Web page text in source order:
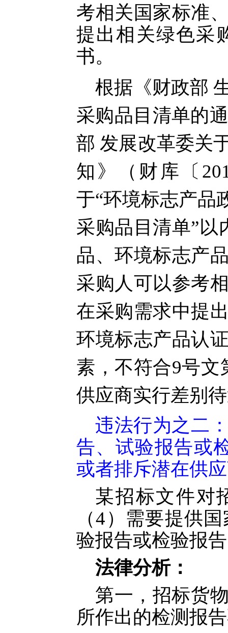
考相关国家标准
提出相关绿色采
书。
根据《财政部
采购品目清单的
部 发展改革委关
知》（财库〔
于“环境标志产品
采购品目清单”以
品、环境标志产
采购人可以参考
在采购需求中提
环境标志产品认
素，不符合9号文
供应商实行差别
违法行为之二
告、试验报告或
或者排斥潜在供
某招标文件对
（4）需要提供
验报告或检验报
法律分析：
第一，招标货
所作出的检测报